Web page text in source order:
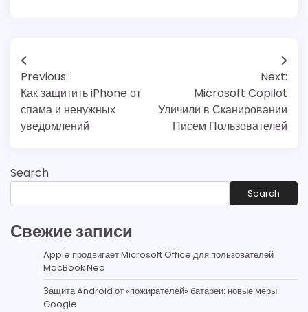
Post
navigation
Previous:
Как защитить iPhone от
спама и ненужных
уведомлений
Next:
Microsoft Copilot
Уличили в Сканировании
Писем Пользователей
Search
Search
Свежие записи
Apple продвигает Microsoft Office для пользователей
MacBook Neo
Защита Android от «пожирателей» батареи: новые меры
Google